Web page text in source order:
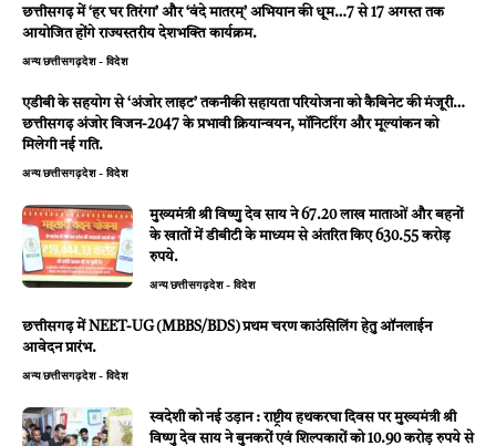
छत्तीसगढ़ में ‘हर घर तिरंगा’ और ‘वंदे मातरम्’ अभियान की धूम…7 से 17 अगस्त तक
आयोजित होंगे राज्यस्तरीय देशभक्ति कार्यक्रम.
अन्यछत्तीसगढ़देश - विदेश
एडीबी के सहयोग से ‘अंजोर लाइट’ तकनीकी सहायता परियोजना को कैबिनेट की मंजूरी…
छत्तीसगढ़ अंजोर विजन-2047 के प्रभावी क्रियान्वयन, मॉनिटरिंग और मूल्यांकन को
मिलेगी नई गति.
अन्यछत्तीसगढ़देश - विदेश
मुख्यमंत्री श्री विष्णु देव साय ने 67.20 लाख माताओं और बहनों
के खातों में डीबीटी के माध्यम से अंतरित किए 630.55 करोड़
रुपये.
अन्यछत्तीसगढ़देश - विदेश
छत्तीसगढ़ में NEET-UG (MBBS/BDS) प्रथम चरण काउंसिलिंग हेतु ऑनलाईन
आवेदन प्रारंभ.
अन्यछत्तीसगढ़देश - विदेश
स्वदेशी को नई उड़ान : राष्ट्रीय हथकरघा दिवस पर मुख्यमंत्री श्री
विष्णु देव साय ने बुनकरों एवं शिल्पकारों को 10.90 करोड़ रुपये से